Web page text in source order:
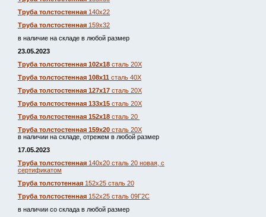
Труба толстостенная 140х22
Труба толстостенная 159х32
в наличие на складе в любой размер
23.05.2023
Труба толстостенная 102х18 сталь 20Х
Труба толстостенная 108х11 сталь 40Х
Труба толстостенная 127х17 сталь 20Х
Труба толстостенная 133х15 сталь 20Х
Труба толстостенная 152х18 сталь 20
Труба толстостенная 159х20 сталь 20Х
в наличии на складе, отрежем в любой размер
17.05.2023
Труба толстостенная 140х20 сталь 20 новая, с
сертификатом
Труба толстотенная 152х25 сталь 20
Труба толстостенная 152х25 сталь 09Г2С
в наличии со склада в любой размер